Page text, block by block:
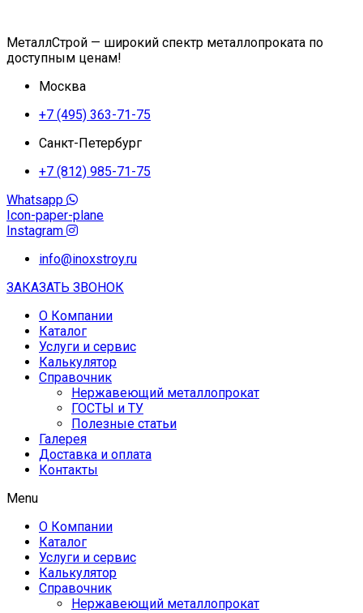
МеталлСтрой — широкий спектр металлопроката по
доступным ценам!
Москва
+7 (495) 363-71-75
Санкт-Петербург
+7 (812) 985-71-75
Whatsapp
Icon-paper-plane
Instagram
info@inoxstroy.ru
ЗАКАЗАТЬ ЗВОНОК
О Компании
Каталог
Услуги и сервис
Калькулятор
Справочник
Нержавеющий металлопрокат
ГОСТЫ и ТУ
Полезные статьи
Галерея
Доставка и оплата
Контакты
Menu
О Компании
Каталог
Услуги и сервис
Калькулятор
Справочник
Нержавеющий металлопрокат